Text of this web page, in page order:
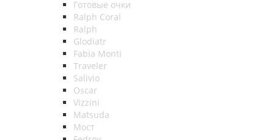
Готовые очки
Ralph Coral
Ralph
Glodiatr
Fabia Monti
Traveler
Salivio
Oscar
Vizzini
Matsuda
Мост